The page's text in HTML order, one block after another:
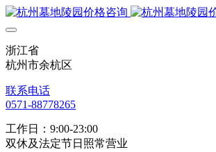
浙江省
杭州市余杭区
联系电话
0571-88778265
工作日：9:00-23:00
双休及法定节日照常营业